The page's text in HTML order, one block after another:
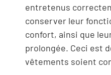
entretenus
conserver leur
confort, ainsi que
prolongée. Ceci est
vêtements soient